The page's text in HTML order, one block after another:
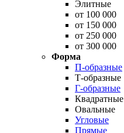
Элитные
от 100 000
от 150 000
от 250 000
от 300 000
Форма
П-образные
Т-образные
Г-образные
Квадратные
Овальные
Угловые
Прямые